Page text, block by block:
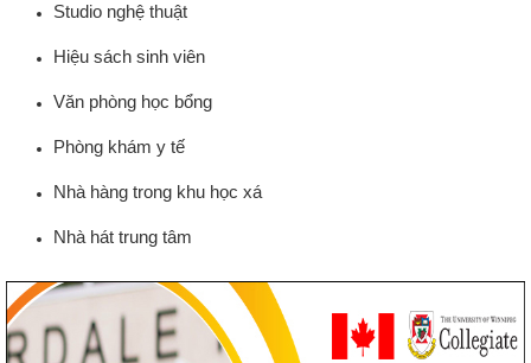
Studio nghệ thuật
Hiệu sách sinh viên
Văn phòng học bổng
Phòng khám y tế
Nhà hàng trong khu học xá
Nhà hát trung tâm